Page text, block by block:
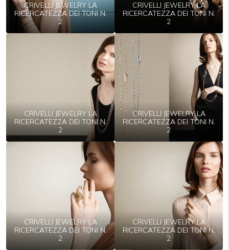
CRIVELLI JEWELRY LA
RICERCATEZZA DEI TONI N.
2
CRIVELLI JEWELRY LA
RICERCATEZZA DEI TONI N.
2
CRIVELLI JEWELRY LA
RICERCATEZZA DEI TONI N.
2
CRIVELLI JEWELRY LA
RICERCATEZZA DEI TONI N.
2
CRIVELLI JEWELRY LA
RICERCATEZZA DEI TONI N.
2
CRIVELLI JEWELRY LA
RICERCATEZZA DEI TONI N.
2